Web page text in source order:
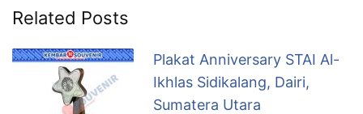
Related Posts
Plakat Anniversary STAI Al-
Ikhlas Sidikalang, Dairi,
Sumatera Utara